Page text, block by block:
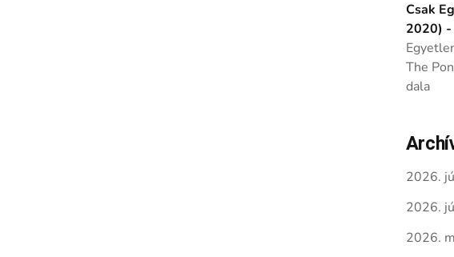
Csak
2020) -
The
dala
2026.
2026.
2026.